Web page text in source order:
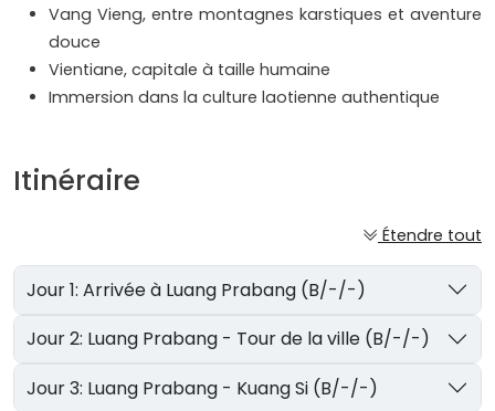
Vang Vieng, entre montagnes karstiques et aventure
douce
Vientiane, capitale à taille humaine
Immersion dans la culture laotienne authentique
Itinéraire
Étendre tout
Jour 1: Arrivée à Luang Prabang (B/-/-)
Jour 2: Luang Prabang - Tour de la ville (B/-/-)
Jour 3: Luang Prabang - Kuang Si (B/-/-)